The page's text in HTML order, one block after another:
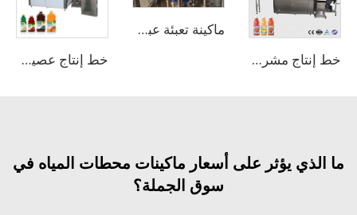
خط إنتاج مشروبات عصير الفواكه الطازجة
ماكينة تعبئة عبوات الألمنيوم أو العبوات البلاستيكية للمشروبات الغازية الرائجة بسعة 1000-2000 عبوة/ساعة
خط إنتاج عصير الفواكه الكامل
يؤثر على أسعار ماكينات محطات المياه في
سوق الجملة؟